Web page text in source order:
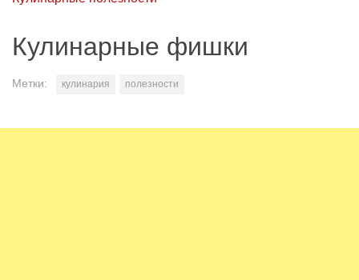
Кулинарные фишки
Метки: кулинария полезности